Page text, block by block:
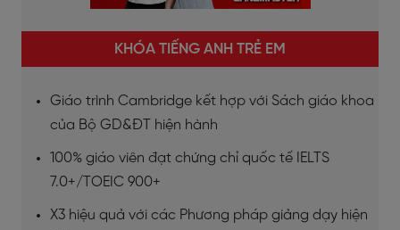
KHÓA TIẾNG ANH TRẺ EM
Giáo trình Cambridge kết hợp với Sách giáo khoa
của Bộ GD&ĐT hiện hành
100% giáo viên đạt chứng chỉ quốc tế IELTS
7.0+/TOEIC 900+
X3 hiệu quả với các Phương pháp giảng dạy hiện